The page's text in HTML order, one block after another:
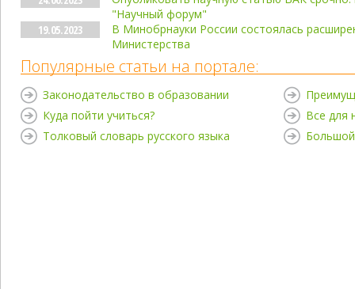
"Научный форум"
19.05.2023
В Минобрнауки России состоялась
Министерства
Популярные статьи на портале:
Законодательство в образовании
Куда пойти учиться?
Толковый словарь русского языка
Все для
Большой